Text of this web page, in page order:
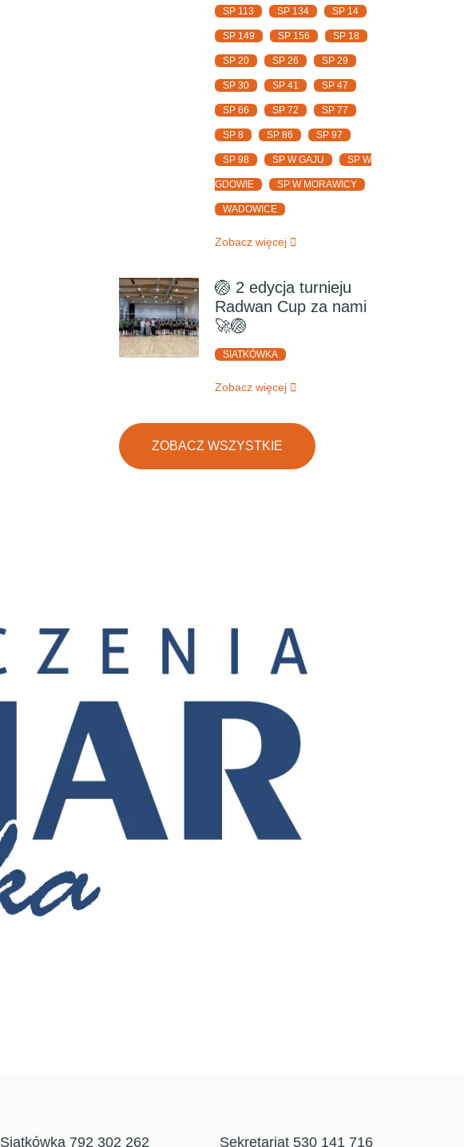
SP 113 SP 134 SP 14
SP 149 SP 156 SP 18
SP 20 SP 26 SP 29
SP 30 SP 41 SP 47
SP 66 SP 72 SP 77
SP 8 SP 86 SP 97
SP 98 SP W GAJU SP W
GDOWIE SP W MORAWICY
WADOWICE
Zobacz więcej
🏐 2 edycja turnieju
Radwan Cup za nami
🚀🏐
SIATKÓWKA
Zobacz więcej
ZOBACZ WSZYSTKIE
Siatkówka 792 302 262 Sekretariat 530 141 716